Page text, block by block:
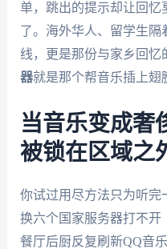
单，跳出的提示却让回
了。海外华人、留学生
线，更是那份与家乡回忆
器就是那个帮音乐插上翅
当音乐变成奢
被锁在区域之
你试过用尽方法只为听完
换六个国家服务器打不开
餐厅后厨反复刷新QQ音